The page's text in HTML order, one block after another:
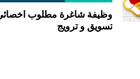
وظيفة شاغرة مطلوب
تسويق و ترويج